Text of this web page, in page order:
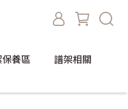
養區
譜架相關